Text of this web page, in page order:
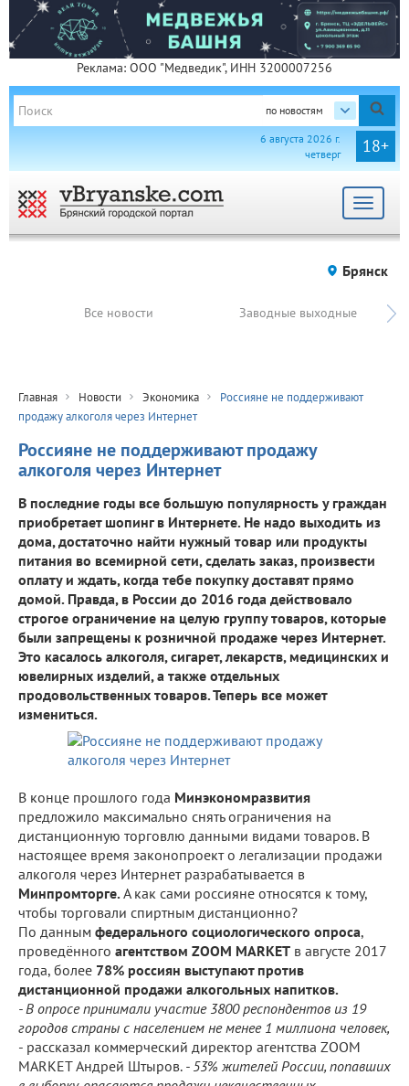
Реклама: ООО "Медведик", ИНН 3200007256
по новостям
18+
6 августа 2026 г.
четверг
Toggle
Брянск
Все новости Заводные выходные
Главная Новости Экономика
Россияне не поддерживают
продажу алкоголя через Интернет
Россияне не поддерживают продажу
алкоголя через Интернет
В последние годы все большую популярность у граждан
приобретает шопинг в Интернете. Не надо выходить из
дома, достаточно найти нужный товар или продукты
питания во всемирной сети, сделать заказ, произвести
оплату и ждать, когда тебе покупку доставят прямо
домой. Правда, в России до 2016 года действовало
строгое ограничение на целую группу товаров, которые
были запрещены к розничной продаже через Интернет.
Это касалось алкоголя, сигарет, лекарств, медицинских и
ювелирных изделий, а также отдельных
продовольственных товаров. Теперь все может
измениться.
В конце прошлого года Минэкономразвития
предложило максимально снять ограничения на
дистанционную торговлю данными видами товаров. В
настоящее время законопроект о легализации продажи
алкоголя через Интернет разрабатывается в
Минпромторге. А как сами россияне относятся к тому,
чтобы торговали спиртным дистанционно?
По данным федерального социологического опроса,
проведённого агентством ZOOM MARKET в августе 2017
года, более 78% россиян выступают против
дистанционной продажи алкогольных напитков.
- В опросе принимали участие 3800 респондентов из 19
городов страны с населением не менее 1 миллиона человек,
- рассказал коммерческий директор агентства ZOOM
MARKET Андрей Штыров. - 53% жителей России, попавших